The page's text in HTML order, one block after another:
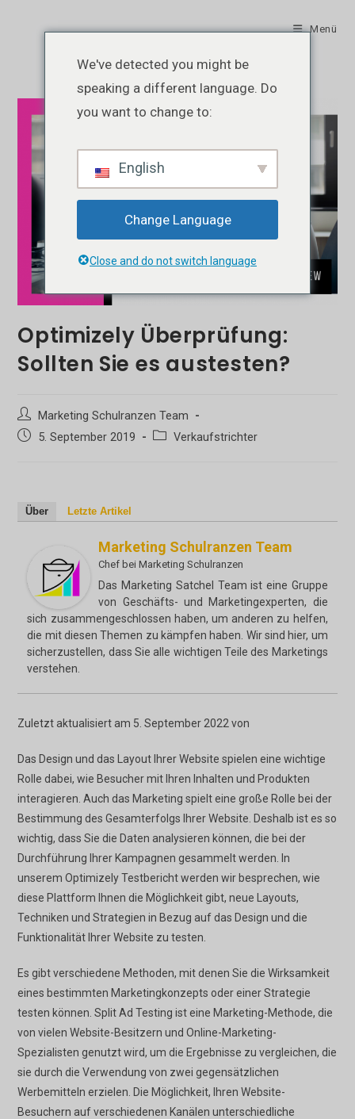
Menü
Optimizely Überprüfung:
Sollten Sie es austesten?
Beitrags-
Autor:
Marketing Schulranzen Team
Beitrag5. September 2019
Beitrags-
Verkaufstrichter
Über Letzte Artikel
Marketing Schulranzen Team
Chef beiMarketing Schulranzen
Das Marketing Satchel Team ist eine Gruppe
von Geschäfts- und Marketingexperten, die
sich zusammengeschlossen haben, um anderen zu helfen,
die mit diesen Themen zu kämpfen haben. Wir sind hier, um
sicherzustellen, dass Sie alle wichtigen Teile des Marketings
verstehen.
Zuletzt aktualisiert am 5. September 2022 von
Das Design und das Layout Ihrer Website spielen eine wichtige
Rolle dabei, wie Besucher mit Ihren Inhalten und Produkten
interagieren. Auch das Marketing spielt eine große Rolle bei der
Bestimmung des Gesamterfolgs Ihrer Website. Deshalb ist es so
wichtig, dass Sie die Daten analysieren können, die bei der
Durchführung Ihrer Kampagnen gesammelt werden. In
unserem Optimizely Testbericht werden wir besprechen, wie
diese Plattform Ihnen die Möglichkeit gibt, neue Layouts,
Techniken und Strategien in Bezug auf das Design und die
Funktionalität Ihrer Website zu testen.
Es gibt verschiedene Methoden, mit denen Sie die Wirksamkeit
eines bestimmten Marketingkonzepts oder einer Strategie
testen können. Split Ad Testing ist eine Marketing-Methode, die
von vielen Website-Besitzern und Online-Marketing-
Spezialisten genutzt wird, um die Ergebnisse zu vergleichen, die
sie durch die Verwendung von zwei gegensätzlichen
Werbemitteln erzielen. Die Möglichkeit, Ihren Website-
Besuchern auf verschiedenen Kanälen unterschiedliche
We've detected you might be
speaking a different language. Do
you want to change to:
English
Change Language
Close and do not switch language